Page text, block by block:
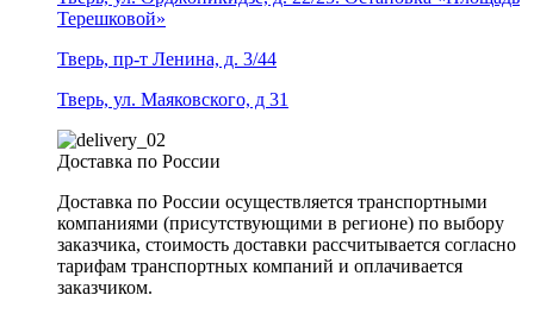
Терешковой»
Тверь, пр-т Ленина, д. 3/44
Тверь, ул. Маяковского, д 31
Доставка по России
Доставка по России осуществляется транспортными
компаниями (присутствующими в регионе) по выбору
заказчика, стоимость доставки рассчитывается согласно
тарифам транспортных компаний и оплачивается
заказчиком.